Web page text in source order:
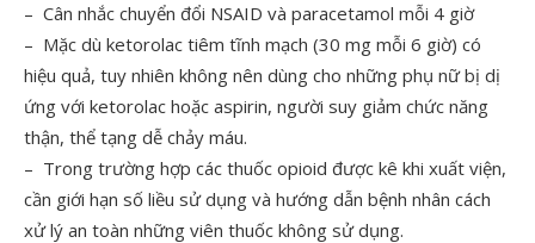
– Cân nhắc chuyển đổi NSAID và paracetamol mỗi 4 giờ
– Mặc dù ketorolac tiêm tĩnh mạch (30 mg mỗi 6 giờ) có
hiệu quả, tuy nhiên không nên dùng cho những phụ nữ bị dị
ứng với ketorolac hoặc aspirin, người suy giảm chức năng
thận, thể tạng dễ chảy máu.
– Trong trường hợp các thuốc opioid được kê khi xuất viện,
cần giới hạn số liều sử dụng và hướng dẫn bệnh nhân cách
xử lý an toàn những viên thuốc không sử dụng.